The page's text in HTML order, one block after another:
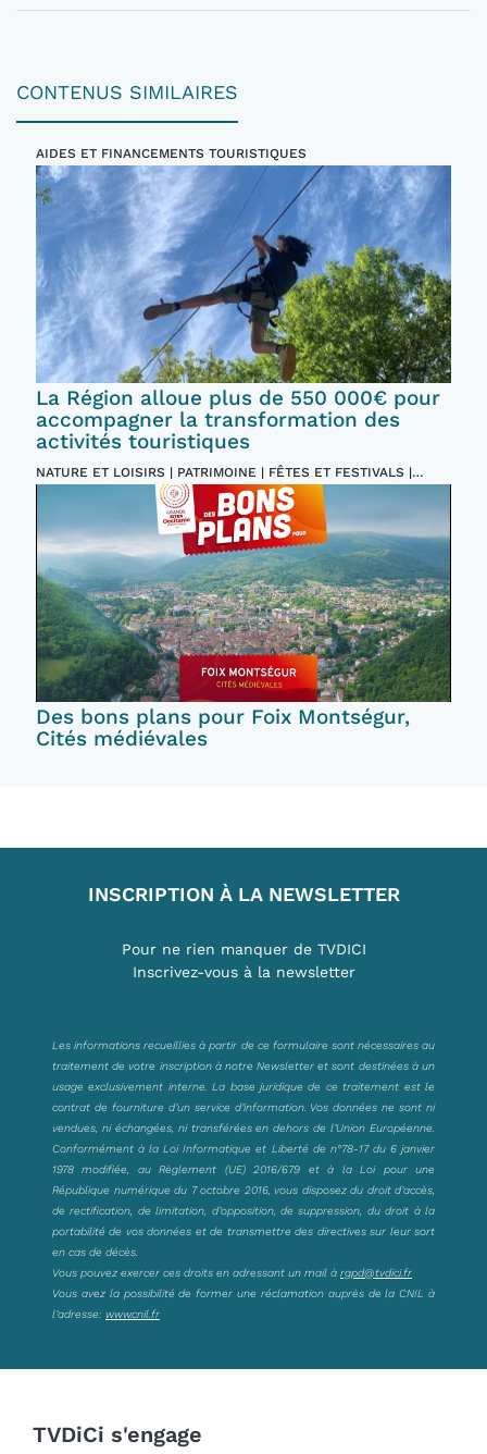
CONTENUS SIMILAIRES
AIDES ET FINANCEMENTS TOURISTIQUES
La Région alloue plus de 550 000€ pour
accompagner la transformation des
activités touristiques
NATURE ET LOISIRS | PATRIMOINE | FÊTES ET FESTIVALS |
INCONTOURNABLES
Des bons plans pour Foix Montségur,
Cités médiévales
INSCRIPTION À LA NEWSLETTER
Pour ne rien manquer de TVDICI
Inscrivez-vous à la newsletter
Les informations recueillies à partir de ce formulaire sont nécessaires au
traitement de votre inscription à notre Newsletter et sont destinées à un
usage exclusivement interne. La base juridique de ce traitement est le
contrat de fourniture d’un service d’information. Vos données ne sont ni
vendues, ni échangées, ni transférées en dehors de l’Union Européenne.
Conformément à la Loi Informatique et Liberté de n°78-17 du 6 janvier
1978 modifiée, au Règlement (UE) 2016/679 et à la Loi pour une
République numérique du 7 octobre 2016, vous disposez du droit d’accès,
de rectification, de limitation, d’opposition, de suppression, du droit à la
portabilité de vos données et de transmettre des directives sur leur sort
en cas de décès.
Vous pouvez exercer ces droits en adressant un mail à rgpd@tvdici.fr
Vous avez la possibilité de former une réclamation auprès de la CNIL à
l’adresse: www.cnil.fr
TVDiCi s'engage